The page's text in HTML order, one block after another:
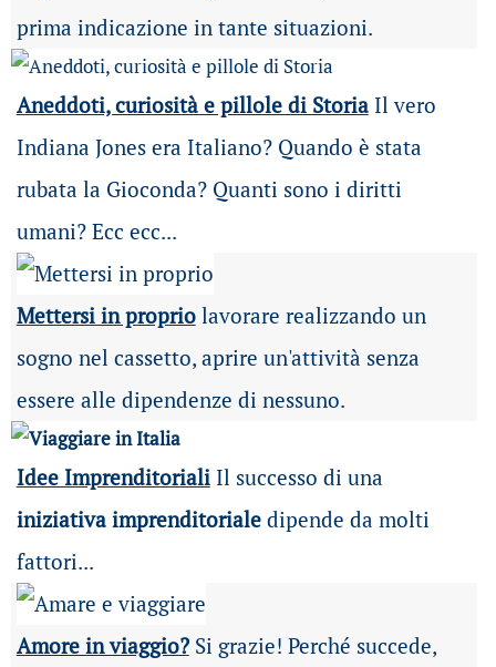
prima indicazione in tante situazioni.
Aneddoti, curiosità e pillole di Storia Il vero
Indiana Jones era Italiano? Quando è stata
rubata la Gioconda? Quanti sono i diritti
umani? Ecc ecc...
Mettersi in propriolavorare realizzando un
sogno nel cassetto, aprire un'attività senza
essere alle dipendenze di nessuno.
Idee ImprenditorialiIl successo di una
iniziativa imprenditorialedipende da molti
fattori...
Amore in viaggio?Si grazie! Perché succede,